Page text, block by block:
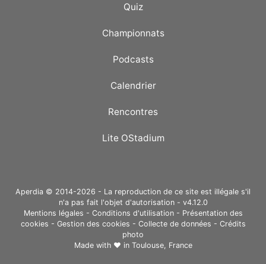
Quiz
Championnats
Podcasts
Calendrier
Rencontres
Lite OStadium
Aperdia © 2014-2026 - La reproduction de ce site est illégale s'il
n'a pas fait l'objet d'autorisation - v4.12.0
Mentions légales - Conditions d'utilisation- Présentation des
cookies - Gestion des cookies - Collecte de données - Crédits
photo
Made with ❤ in Toulouse, France